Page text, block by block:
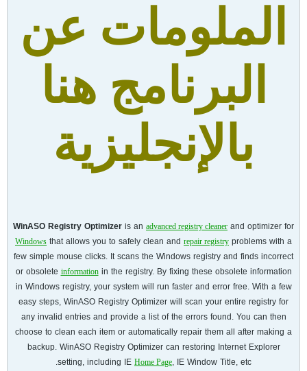
الملومات عن
البرنامج هنا
بالإنجليزية
WinASO Registry Optimizeris an advanced registry cleaner and optimizer for
Windows that allows you to safely clean and repair registry problems with a
few simple mouse clicks. It scans the Windows registry and finds incorrect
or obsoleteinformationin the registry. By fixing these obsolete information
in Windows registry, your system will run faster and error free. With a few
easy steps, WinASO Registry Optimizer will scan your entire registry for
any invalid entries and provide a list of the errors found. You can then
choose to clean each item or automatically repair them all after making a
backup. WinASO Registry Optimizer can restoring Internet Explorer
setting, including IE Home Page, IE Window Title, etc.